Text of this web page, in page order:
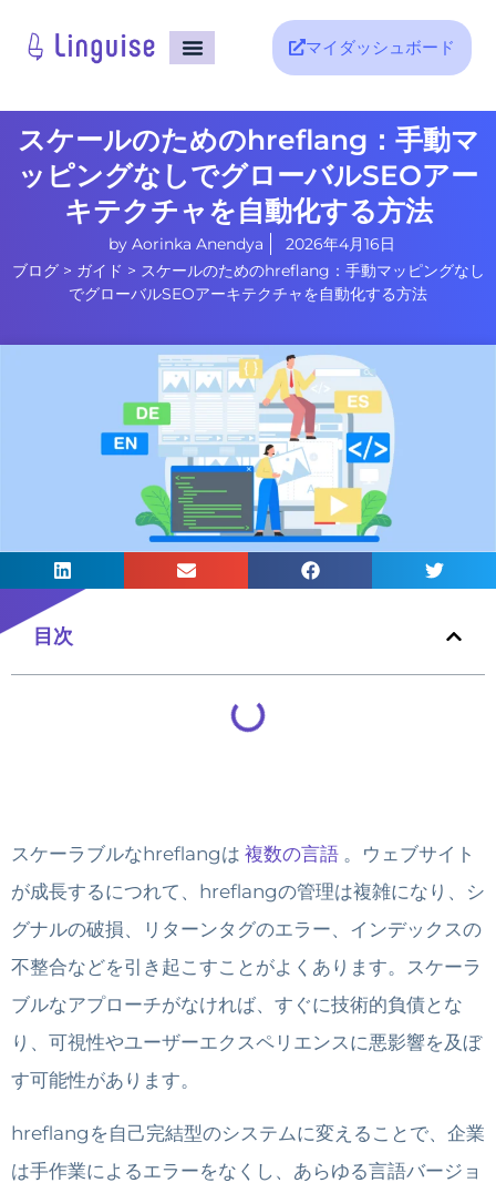
マイダッシュボード
スケールのためのhreflang：手動マ
ッピングなしでグローバルSEOアー
キテクチャを自動化する方法
by Aorinka Anendya
2026年4月16日
ブログ> ガイド > スケールのためのhreflang：手動マッピングなし
でグローバルSEOアーキテクチャを自動化する方法
目次
スケーラブルなhreflangは 複数の言語 。ウェブサイト
が成長するにつれて、hreflangの管理は複雑になり、シ
グナルの破損、リターンタグのエラー、インデックスの
不整合などを引き起こすことがよくあります。スケーラ
ブルなアプローチがなければ、すぐに技術的負債とな
り、可視性やユーザーエクスペリエンスに悪影響を及ぼ
す可能性があります。
hreflangを自己完結型のシステムに変えることで、企業
は手作業によるエラーをなくし、あらゆる言語バージョ